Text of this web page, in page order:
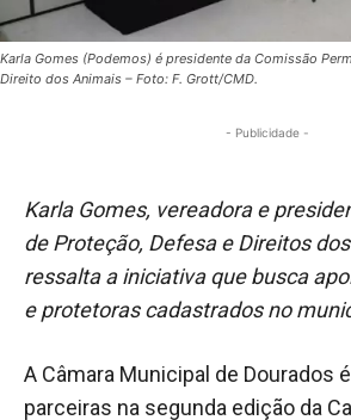
Karla Gomes (Podemos) é presidente da Comissão
Direito dos Animais – Foto: F. Grott/CMD.
- Publicidade -
Karla Gomes, vereadora e
de Proteção, Defesa e Direitos
ressalta a iniciativa que busca
e protetoras cadastrados no
A Câmara Municipal de Dourados
parceiras na segunda edição da